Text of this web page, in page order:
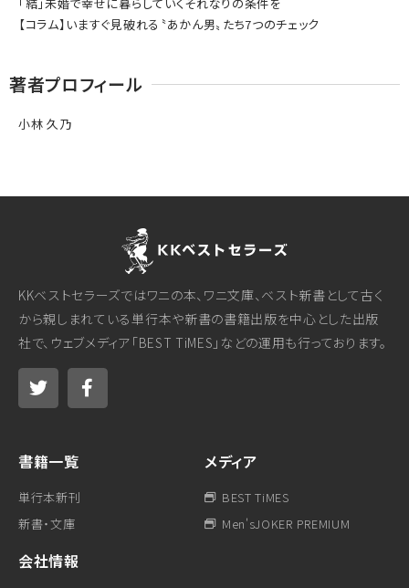
「結」未婚で幸せに暮らしていくそれなりの条件を
【コラム】いますぐ見破れる〝あかん男〟たち7つのチェック
著者プロフィール
小林 久乃
KKベストセラーズではワニの本、ワニ文庫、ベスト新書として古く
から親しまれている単行本や新書の書籍出版を中心とした出版
社で、ウェブメディア「BEST TiMES」などの運用も行っております。
書籍一覧
単行本新刊
新書・文庫
メディア
BEST TiMES
Men'sJOKER PREMIUM
会社情報